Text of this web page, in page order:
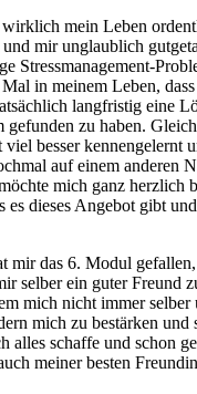
mein Leben
mir unglaublich
Stressmanagement-
Mal in meinem Leben,
langfristig eine
gefunden zu haben.
viel besser kennengelernt
auf einem anderen
mich ganz herzlich
es dieses Angebot gibt
mir das 6. Modul
selber ein guter Freund
mich nicht immer
mich zu bestärken und
alles schaffe und schon
meiner besten